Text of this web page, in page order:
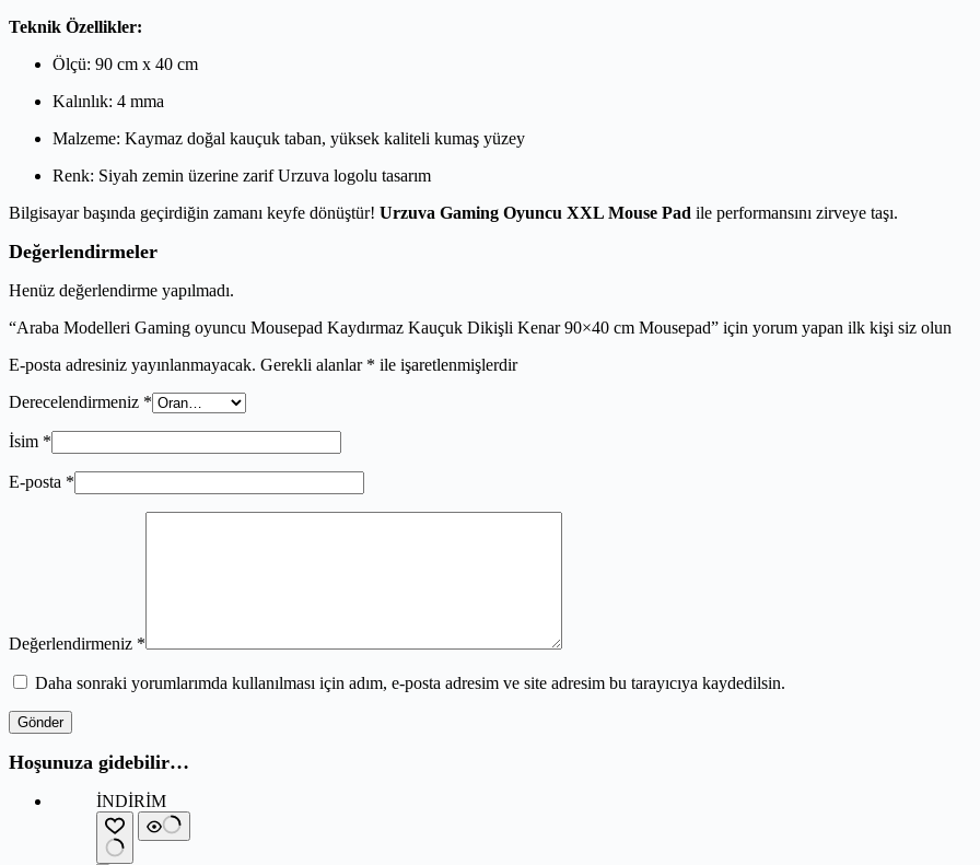
Teknik Özellikler:
Ölçü: 90 cm x 40 cm
Kalınlık: 4 mma
Malzeme: Kaymaz doğal kauçuk taban, yüksek kaliteli kumaş yüzey
Renk: Siyah zemin üzerine zarif Urzuva logolu tasarım
Bilgisayar başında geçirdiğin zamanı keyfe dönüştür! Urzuva Gaming Oyuncu XXL Mouse Pad ile performansını zirveye taşı.
Değerlendirmeler
Henüz değerlendirme yapılmadı.
“Araba Modelleri Gaming oyuncu Mousepad Kaydırmaz Kauçuk Dikişli Kenar 90×40 cm Mousepad” için yorum yapan ilk kişi siz olun
E-posta adresiniz yayınlanmayacak. Gerekli alanlar * ile işaretlenmişlerdir
Derecelendirmeniz *
İsim *
E-posta *
Değerlendirmeniz *
Daha sonraki yorumlarımda kullanılması için adım, e-posta adresim ve site adresim bu tarayıcıya kaydedilsin.
Gönder
Hoşunuza gidebilir…
İNDİRİM